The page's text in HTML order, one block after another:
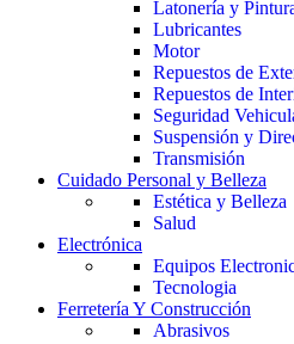
Latonería y
Lubricantes
Motor
Repuestos de
Repuestos de
Seguridad
Suspensión y
Transmisión
Cuidado Personal y Belleza
Estética y Belleza
Salud
Electrónica
Equipos
Tecnologia
Ferretería Y Construcción
Abrasivos